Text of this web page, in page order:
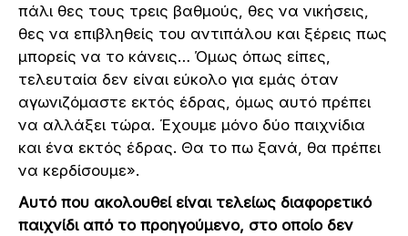
πάλι θες τους τρεις βαθμούς, θες να νικήσεις,
θες να επιβληθείς του αντιπάλου και ξέρεις πως
μπορείς να το κάνεις… Όμως όπως είπες,
τελευταία δεν είναι εύκολο για εμάς όταν
αγωνιζόμαστε εκτός έδρας, όμως αυτό πρέπει
να αλλάξει τώρα. Έχουμε μόνο δύο παιχνίδια
και ένα εκτός έδρας. Θα το πω ξανά, θα πρέπει
να κερδίσουμε».
Αυτό που ακολουθεί είναι τελείως διαφορετικό
παιχνίδι από το προηγούμενο, στο οποίο δεν